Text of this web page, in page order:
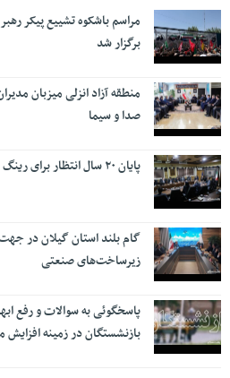
مراسم باشکوه تشییع پیکر
برگزار شد
منطقه آزاد انزلی میزبان
صدا و سیما
پایان ۲۰ سال انتظار برای رینگ دور شهر رشت
گام بلند استان گیلان در
زیرساخت‌های صنعتی
بازنشستگان در زمینه